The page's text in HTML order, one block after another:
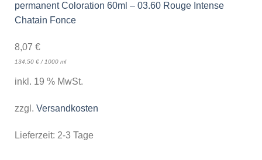
permanent Coloration 60ml – 03.60 Rouge Intense
Chatain Fonce
8,07 €
134,50 €/ 1000 ml
inkl. 19 % MwSt.
zzgl. Versandkosten
Lieferzeit: 2-3 Tage